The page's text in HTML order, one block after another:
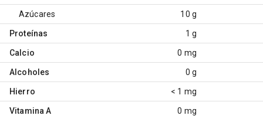
Azúcares 10 g
Proteínas 1 g
Calcio 0 mg
Alcoholes 0 g
Hierro < 1 mg
Vitamina A 0 mg